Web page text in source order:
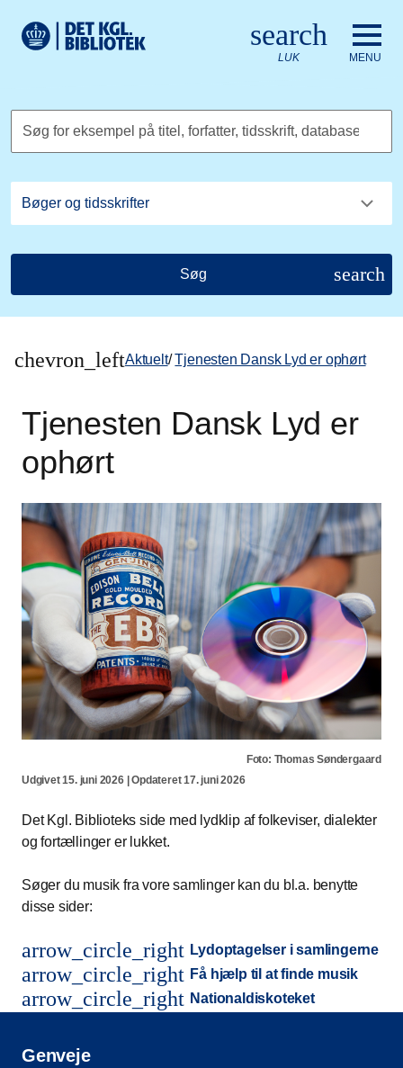
Det Kongelige Biblioteks logo. Gå til Det Kongelige
search
LUK MENU
Søg for eksempel på titel, forfatter, tidsskrift, database
Søg search
chevron_leftAktuelt/ Tjenesten Dansk Lyd er ophørt
Tjenesten Dansk Lyd er
ophørt
Foto: Thomas Søndergaard
Udgivet 15. juni 2026 | Opdateret 17. juni 2026
Det Kgl. Biblioteks side med lydklip af folkeviser, dialekter
og fortællinger er lukket.
Søger du musik fra vore samlinger kan du bl.a. benytte
disse sider:
arrow_circle_right Lydoptagelser i samlingerne
arrow_circle_right Få hjælp til at finde musik
arrow_circle_right Nationaldiskoteket
Genveje